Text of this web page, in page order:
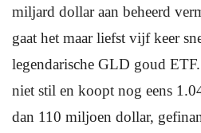
miljard dollar aan beheerd
gaat het maar liefst vijf keer
legendarische GLD goud
niet stil en koopt nog eens
dan 110 miljoen dollar,